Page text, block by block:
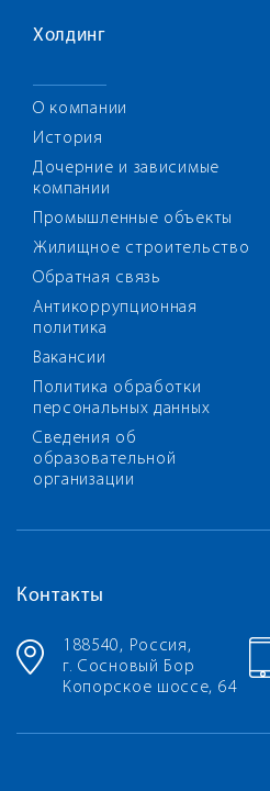
Холдинг
О компании
История
Дочерние и зависимые
компании
Промышленные объекты
Жилищное строительство
Обратная связь
Антикоррупционная
политика
Вакансии
Политика обработки
персональных данных
Сведения об
образовательной
организации
Контакты
188540, Россия,
г. Сосновый Бор
Копорское шоссе, 64